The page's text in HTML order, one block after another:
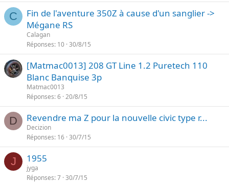
C
Fin de l'aventure 350Z à cause d'un sanglier ->
Mégane RS
Calagan
Réponses 10 30/8/15
[Matmac0013] 208 GT Line 1.2 Puretech 110
Blanc Banquise 3p
Matmac0013
Réponses 6 20/8/15
D Revendre ma Z pour la nouvelle civic type r...
Decizion
Réponses 16 30/7/15
J 1955
jyga
Réponses 7 30/7/15